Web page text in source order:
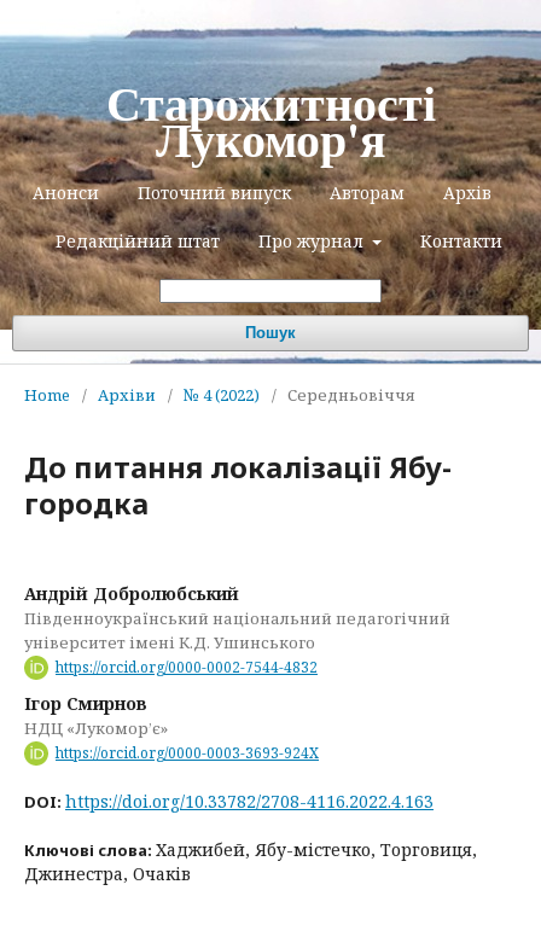
Старожитності
Лукомор'я
Анонси Поточний випуск Авторам Архів
Редакційний штат Про журнал Контакти
Пошук
Home / Архіви / № 4 (2022) / Середньовіччя
До питання локалізації Ябу-
городка
Андрій Добролюбський
Південноукраїнський національний педагогічний
університет імені К.Д. Ушинського
https://orcid.org/0000-0002-7544-4832
Ігор Смирнов
НДЦ «Лукомор’є»
https://orcid.org/0000-0003-3693-924X
DOI: https://doi.org/10.33782/2708-4116.2022.4.163
Ключові слова: Хаджибей, Ябу-містечко, Торговиця,
Джинестра, Очаків